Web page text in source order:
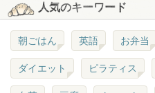
人気のキーワード
朝ごはん 英語 お弁当
ダイエット ピラティス